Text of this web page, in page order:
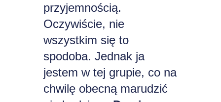
przyjemnością.
Oczywiście, nie
wszystkim się to
spodoba. Jednak ja
jestem w tej grupie, co na
chwilę obecną marudzić